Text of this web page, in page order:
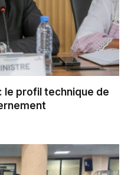
le profil technique de